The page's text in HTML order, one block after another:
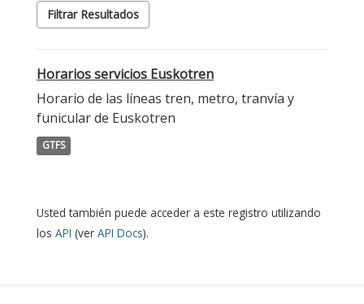
Filtrar Resultados
Horarios servicios Euskotren
Horario de las líneas tren, metro, tranvía y
funicular de Euskotren
GTFS
Usted también puede acceder a este registro utilizando
los API (ver API Docs).